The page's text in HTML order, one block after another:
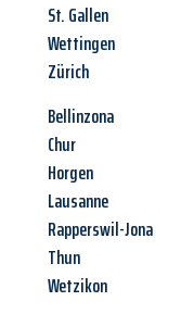
St. Gallen
Wettingen
Zürich
Bellinzona
Chur
Horgen
Lausanne
Rapperswil-Jona
Thun
Wetzikon